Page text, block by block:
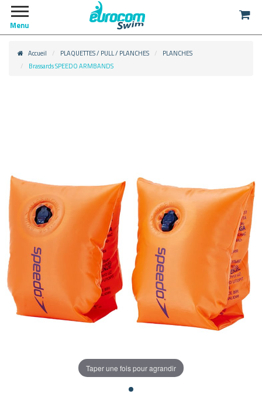
Menu
Accueil PLAQUETTES / PULL / PLANCHES
PLANCHES
Brassards SPEEDO ARMBANDS
Taper une fois pour agrandir